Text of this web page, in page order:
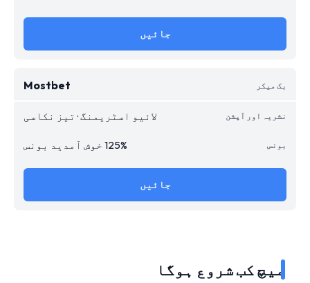
جائیں
Mostbet
لائیو اسٹریمنگ · تیز نکاسی
125% خوش آمدید بونس
جائیں
میچ کب شروع ہوگا